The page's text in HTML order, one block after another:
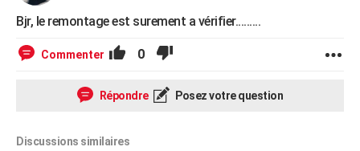
AVIS DE DÉCÈS
Bjr, le remontage est surement a vérifier.........
Commenter 0
Répondre Posez votre question
Discussions similaires